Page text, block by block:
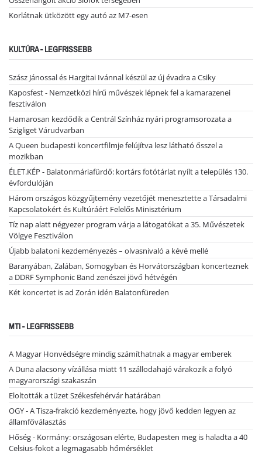
Korlátnak ütközött egy autó az M7-esen
KULTÚRA - LEGFRISSEBB
Szász Jánossal és Hargitai Ivánnal készül az új évadra a Csiky
Kaposfest - Nemzetközi hírű művészek lépnek fel a kamarazenei
fesztiválon
Hamarosan kezdődik a Centrál Színház nyári programsorozata a
Szigliget Várudvarban
A Queen budapesti koncertfilmje felújítva lesz látható ősszel a
mozikban
ÉLET.KÉP - Balatonmáriafürdő: kortárs fotótárlat nyílt a település 130.
évfordulóján
Három országos közgyűjtemény vezetőjét menesztette a Társadalmi
Kapcsolatokért és Kultúráért Felelős Minisztérium
Tíz nap alatt négyezer program várja a látogatókat a 35. Művészetek
Völgye Fesztiválon
Újabb balatoni kezdeményezés – olvasnivaló a kévé mellé
Baranyában, Zalában, Somogyban és Horvátországban koncerteznek
a DDRF Symphonic Band zenészei jövő hétvégén
Két koncertet is ad Zorán idén Balatonfüreden
MTI - LEGFRISSEBB
A Magyar Honvédségre mindig számíthatnak a magyar emberek
A Duna alacsony vízállása miatt 11 szállodahajó várakozik a folyó
magyarországi szakaszán
Eloltották a tüzet Székesfehérvár határában
OGY - A Tisza-frakció kezdeményezte, hogy jövő kedden legyen az
államfőválasztás
Hőség - Kormány: országosan elérte, Budapesten meg is haladta a 40
Celsius-fokot a legmagasabb hőmérséklet